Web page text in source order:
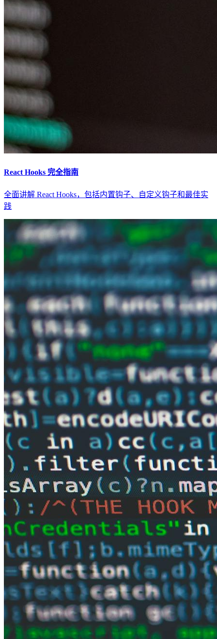
React Hooks 完全指南
全面讲解 React Hooks，包括内置钩子、自定义钩子和最佳实
践